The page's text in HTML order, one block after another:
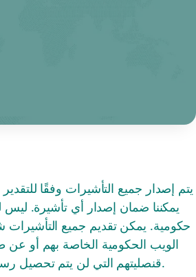
يتم إصدار جميع التأشيرات وفقًا
يمكننا ضمان إصدار أي تأشيرة. ليس
حكومية. يمكن تقديم جميع التأشيرات
الويب الحكومية الخاصة بهم أو عن
قنصليتهم التي لن يتم تحصيل رسوم الخدمة منك مقابلها.